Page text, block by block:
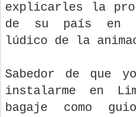
explicarles la
de su país en
lúdico de la
Sabedor de que
instalarme en
bagaje como